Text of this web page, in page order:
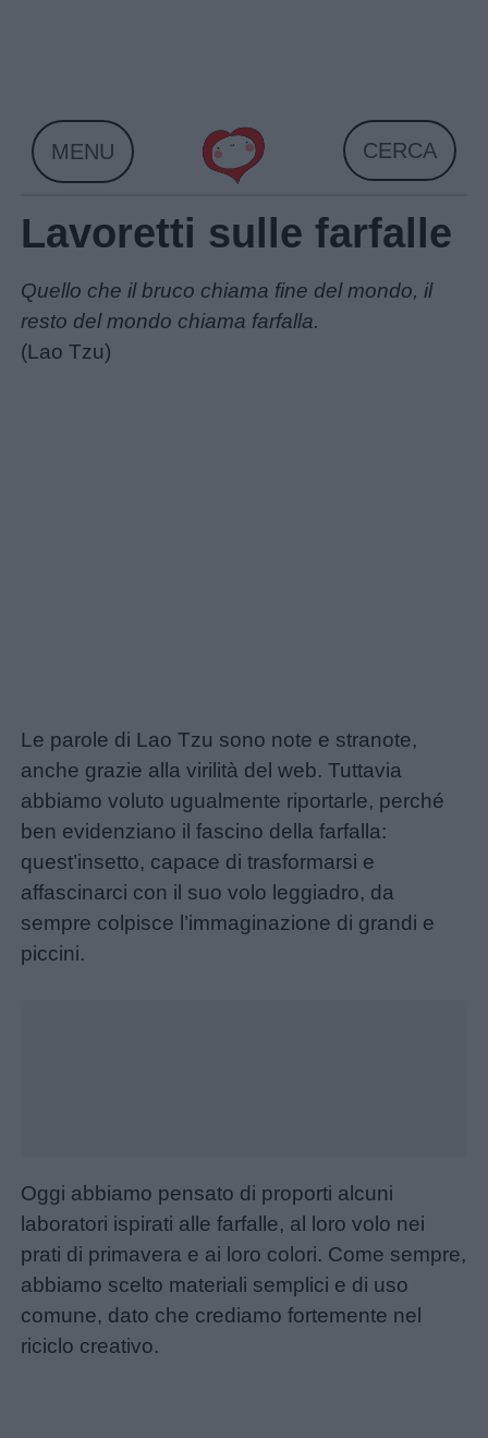
MENU CERCA
Lavoretti sulle farfalle
Quello che il bruco chiama fine del mondo, il
resto del mondo chiama farfalla.
(Lao Tzu)
Le parole di Lao Tzu sono note e stranote,
anche grazie alla virilità del web. Tuttavia
abbiamo voluto ugualmente riportarle, perché
ben evidenziano il fascino della farfalla:
quest’insetto, capace di trasformarsi e
affascinarci con il suo volo leggiadro, da
sempre colpisce l’immaginazione di grandi e
piccini.
Oggi abbiamo pensato di proporti alcuni
laboratori ispirati alle farfalle, al loro volo nei
prati di primavera e ai loro colori. Come sempre,
abbiamo scelto materiali semplici e di uso
comune, dato che crediamo fortemente nel
riciclo creativo.